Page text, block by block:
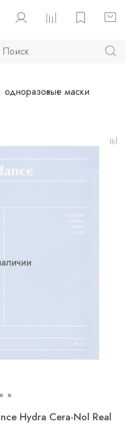
одноразовые маски
Hydra Cera-Nol Real